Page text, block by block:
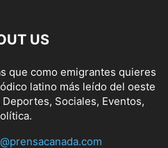
US
que como emigrantes quieres
latino más leído del oeste
Sociales, Eventos,